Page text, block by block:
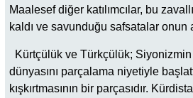
Maalesef diğer katılımcılar, bu
kaldı ve savunduğu safsatalar onun
Kürtçülük ve Türkçülük; Siyonizmin
dünyasını parçalama niyetiyle
kışkırtmasının bir parçasıdır.